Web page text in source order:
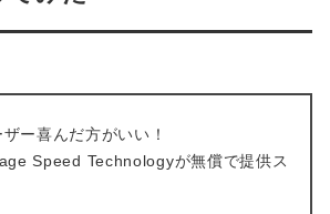
ー喜んだ方がいい！
Speed Technologyが無償で提供ス